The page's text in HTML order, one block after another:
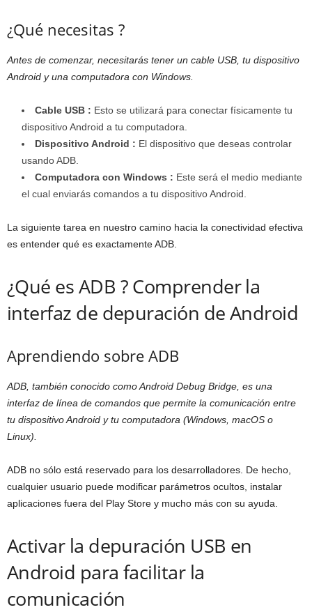
¿Qué necesitas ?
Antes de comenzar, necesitarás tener un cable USB, tu dispositivo
Android y una computadora con Windows.
Cable USB : Esto se utilizará para conectar físicamente tu
dispositivo Android a tu computadora.
Dispositivo Android : El dispositivo que deseas controlar
usando ADB.
Computadora con Windows : Este será el medio mediante
el cual enviarás comandos a tu dispositivo Android.
La siguiente tarea en nuestro camino hacia la conectividad efectiva
es entender qué es exactamente ADB.
¿Qué es ADB ? Comprender la
interfaz de depuración de Android
Aprendiendo sobre ADB
ADB, también conocido como Android Debug Bridge, es una
interfaz de línea de comandos que permite la comunicación entre
tu dispositivo Android y tu computadora (Windows, macOS o
Linux).
ADB no sólo está reservado para los desarrolladores. De hecho,
cualquier usuario puede modificar parámetros ocultos, instalar
aplicaciones fuera del Play Store y mucho más con su ayuda.
Activar la depuración USB en
Android para facilitar la
comunicación